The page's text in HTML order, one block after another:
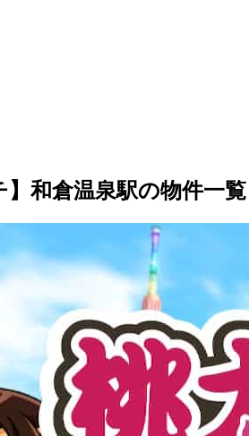
】和倉温泉駅の物件一